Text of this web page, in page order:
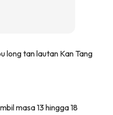
masa 13 hingga 18